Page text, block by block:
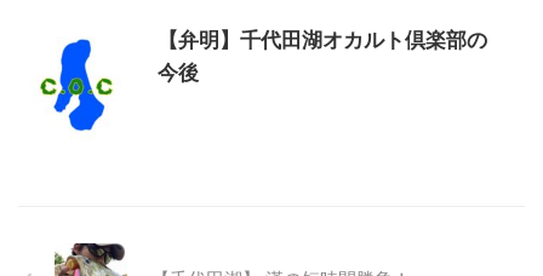
【弁明】千代田湖オカルト倶楽部の
今後